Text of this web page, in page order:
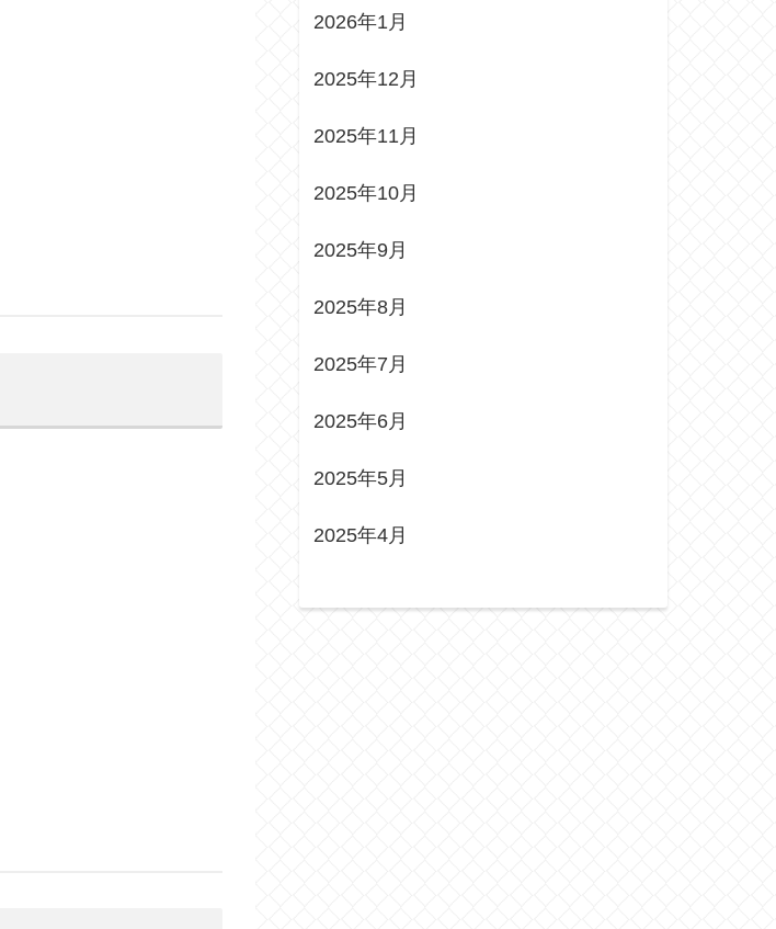
2026年1月
2025年12月
2025年11月
2025年10月
2025年9月
2025年8月
2025年7月
2025年6月
2025年5月
2025年4月